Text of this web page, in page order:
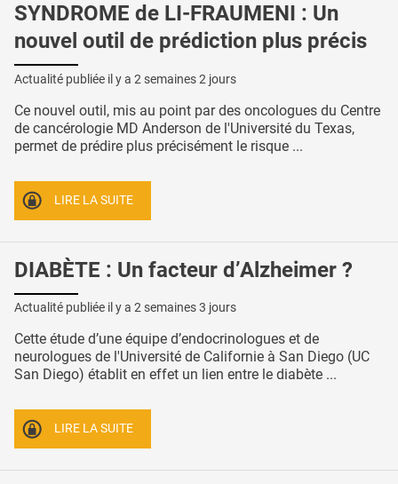
SYNDROME de LI-FRAUMENI : Un
nouvel outil de prédiction plus précis
Actualité publiée il y a 2 semaines 2 jours
Ce nouvel outil, mis au point par des oncologues du Centre
de cancérologie MD Anderson de l'Université du Texas,
permet de prédire plus précisément le risque ...
LIRE LA SUITE
DIABÈTE : Un facteur d’Alzheimer ?
Actualité publiée il y a 2 semaines 3 jours
Cette étude d’une équipe d’endocrinologues et de
neurologues de l'Université de Californie à San Diego (UC
San Diego) établit en effet un lien entre le diabète ...
LIRE LA SUITE